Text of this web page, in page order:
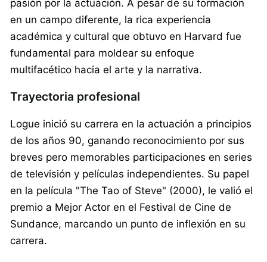
pasión por la actuación. A pesar de su formación
en un campo diferente, la rica experiencia
académica y cultural que obtuvo en Harvard fue
fundamental para moldear su enfoque
multifacético hacia el arte y la narrativa.
Trayectoria profesional
Logue inició su carrera en la actuación a principios
de los años 90, ganando reconocimiento por sus
breves pero memorables participaciones en series
de televisión y películas independientes. Su papel
en la película "The Tao of Steve" (2000), le valió el
premio a Mejor Actor en el Festival de Cine de
Sundance, marcando un punto de inflexión en su
carrera.